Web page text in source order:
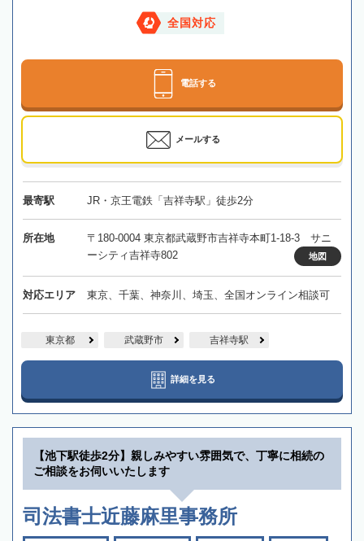
全国対応
電話する
メールする
最寄駅 JR・京王電鉄「吉祥寺駅」徒歩2分
所在地
〒180-0004 東京都武蔵野市吉祥寺本町1-18-3 サニ
ーシティ吉祥寺802
地図
対応エリア 東京、千葉、神奈川、埼玉、全国オンライン相談可
東京都 武蔵野市 吉祥寺駅
詳細を見る
【池下駅徒歩2分】親しみやすい雰囲気で、丁寧に相続の
ご相談をお伺いいたします
司法書士近藤麻里事務所